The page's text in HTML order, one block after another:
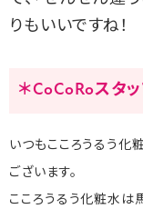
りもいいですね！
＊CoCoRoスタ
いつもこころうるう化
ございます。
こころうるう化粧水は